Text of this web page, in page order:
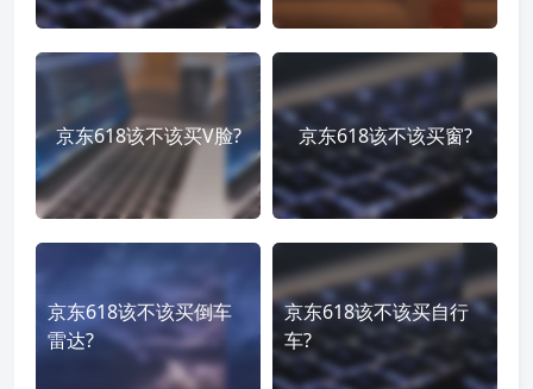
京东618该不该买V脸? 京东618该不该买窗?
京东618该不该买倒车
雷达?
京东618该不该买自行
车?